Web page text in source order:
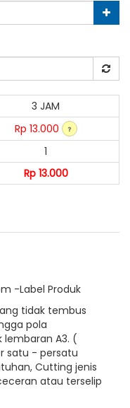
3 JAM
Rp 13.000
1
Rp 13.000
-Label Produk
tidak tembus
pola
A3. (
satu - persatu
Cutting jenis
atau terselip